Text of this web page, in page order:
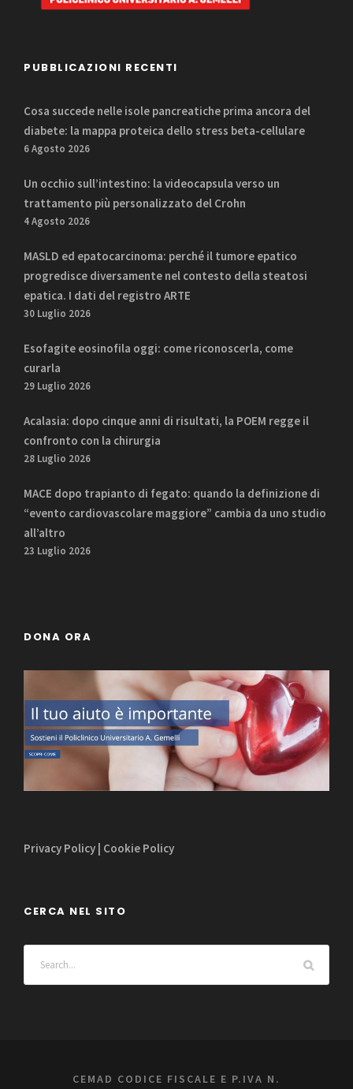
PUBBLICAZIONI RECENTI
Cosa succede nelle isole pancreatiche prima ancora del
diabete: la mappa proteica dello stress beta-cellulare
6 Agosto 2026
Un occhio sull’intestino: la videocapsula verso un
trattamento più personalizzato del Crohn
4 Agosto 2026
MASLD ed epatocarcinoma: perché il tumore epatico
progredisce diversamente nel contesto della steatosi
epatica. I dati del registro ARTE
30 Luglio 2026
Esofagite eosinofila oggi: come riconoscerla, come
curarla
29 Luglio 2026
Acalasia: dopo cinque anni di risultati, la POEM regge il
confronto con la chirurgia
28 Luglio 2026
MACE dopo trapianto di fegato: quando la definizione di
“evento cardiovascolare maggiore” cambia da uno studio
all’altro
23 Luglio 2026
DONA ORA
Privacy Policy Cookie Policy
CERCA NEL SITO
CEMAD CODICE FISCALE E P.IVA N.